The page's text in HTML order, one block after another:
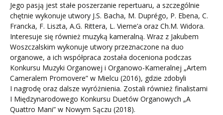
Jego pasją jest stałe poszerzanie repertuaru, a szczególnie
chętnie wykonuje utwory J.S. Bacha, M. Duprégo, P. Ebena, C.
Francka, F. Liszta, A.G. Rittera, L. Vierne’a oraz Ch.M. Widora.
Interesuje się również muzyką kameralną. Wraz z Jakubem
Woszczalskim wykonuje utwory przeznaczone na duo
organowe, a ich współpraca została doceniona podczas
Konkursu Muzyki Organowej i Organowo-Kameralnej „Artem
Cameralem Promovere” w Mielcu (2016), gdzie zdobyli
I nagrodę oraz dalsze wyróżnienia. Zostali również finalistami
I Międzynarodowego Konkursu Duetów Organowych „A
Quattro Mani” w Nowym Sączu (2018).